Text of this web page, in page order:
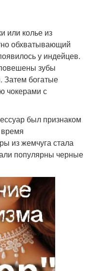
или колье из
обхватывающий
у индейцев.
зубы
Затем богатые
чокерами с
был признаком
из жемчуга стала
популярны черные